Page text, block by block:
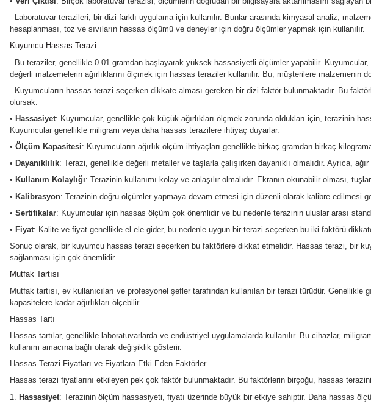
Laboratuvar terazileri genellikle 0.1 mg (miligram) ile 0.01 g (gram) arasında bir
genellikle diğer türlerden daha pahalıdır.
Laboratuvar terazileri genellikle şu özelliklere sahiptir:
• Kapasite
malzeme ölçebilir.
Kalibrasyon
• Stabilite: Laboratuvar terazileri, ölçüm süresince istikrarlı bir okuma
• Veri Çıktısı: Birçok laboratuvar terazisi, ölçümlerin doğrudan bir bilgisayara
Laboratuvar terazileri, bir dizi farklı uygulama için kullanılır. Bunlar arasında
hesaplanması, toz ve sıvıların hassas ölçümü ve deneyler için doğru ölçümler
Kuyumcu Hassas Terazi
Bu teraziler, genellikle 0.01 gramdan başlayarak yüksek hassasiyetli ölçümler
değerli malzemelerin ağırlıklarını ölçmek için hassas teraziler kullanılır. Bu,
Kuyumcuların hassas terazi seçerken dikkate alması gereken bir dizi faktör
olursak:
• Hassasiyet
Kuyumcular genellikle miligram veya daha hassas terazilere ihtiyaç duyarlar.
• Dayanıklılık: Terazi, genellikle değerli metaller ve taşlarla çalışırken dayanıklı
• Kullanım Kolaylığı: Terazinin kullanımı kolay ve anlaşılır olmalıdır. Ekranın